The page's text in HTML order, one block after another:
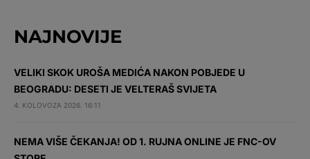
NAJNOVIJE
VELIKI SKOK UROŠA MEDIĆA NAKON POBJEDE U
BEOGRADU: DESETI JE VELTERAŠ SVIJETA
4. KOLOVOZA 2026. 16:11
NEMA VIŠE ČEKANJA! OD 1. RUJNA ONLINE JE FNC-OV